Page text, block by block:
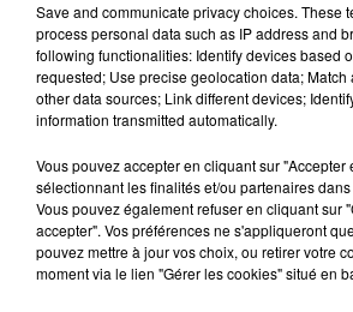
souhaitez l'afficher, merci de nous
en cliquant sur le bouton ci-
Afficher l'élément
PRÈS DE CHEZ
Save and communicate privacy choices. These
process personal data such as IP address and
following functionalities: Identify devices based
requested; Use precise geolocation data;
other data sources; Link different devices;
information transmitted automatically.
Vous pouvez accepter en cliquant sur "Accepter
sélectionnant les finalités et/ou partenaires
Vous pouvez également refuser en cliquant sur
accepter". Vos préférences ne s'appliqueront
pouvez mettre à jour vos choix, ou retirer votre
moment via le lien "Gérer les cookies" situé en